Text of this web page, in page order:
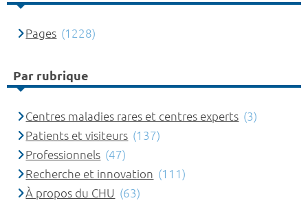
Pages (1228)
Par rubrique
Centres maladies rares et centres experts (3)
Patients et visiteurs (137)
Professionnels (47)
Recherche et innovation (111)
À propos du CHU (63)